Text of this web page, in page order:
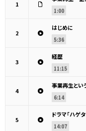
1
1:00
2
はじめに
5:36
3
経歴
11:15
4
事業再生とい
6:14
5
ドラマ「ハゲ
14:07